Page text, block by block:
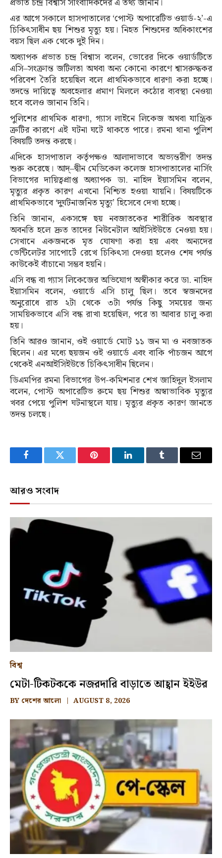
এর আগে সকালে হাসপাতালের ‘পোস্ট অপারেটিভ ওয়ার্ড-২’-এ
চিকিৎসাধীন ছয় শিশুর মৃত্যু হয়। নিহত শিশুদের অধিকাংশের
বয়স ছিল এক থেকে দুই দিন।
অধ্যাপক প্রভাত চন্দ্র বিশ্বাস বলেন, ভোরের দিকে ওয়ার্ডটিতে
এসি–সংক্রান্ত জটিলতা অথবা অন্য কোনো কারণে শ্বাসরুদ্ধকর
পরিবেশ তৈরি হয়েছিল বলে প্রাথমিকভাবে ধারণা করা হচ্ছে।
তদন্তে দায়িত্বে অবহেলার প্রমাণ মিললে কঠোর ব্যবস্থা নেওয়া
হবে বলেও জানান তিনি।
পুলিশের প্রাথমিক ধারণা, গ্যাস লাইনে লিকেজ অথবা যান্ত্রিক
ত্রুটির কারণে এই ঘটনা ঘটে থাকতে পারে। রমনা থানা পুলিশ
বিষয়টি তদন্ত করছে।
এদিকে হাসপাতাল কর্তৃপক্ষও আলাদাভাবে অভ্যন্তরীণ তদন্ত
শুরু করেছে। আদ্‌–দ্বীন মেডিকেল কলেজ হাসপাতালের নার্সিং
বিভাগের দায়িত্বপ্রাপ্ত অধ্যাপক ডা. নাহিদ ইয়াসমিন বলেন,
মৃত্যুর প্রকৃত কারণ এখনো নিশ্চিত হওয়া যায়নি। বিষয়টিকে
প্রাথমিকভাবে ‘দুর্ঘটনাজনিত মৃত্যু’ হিসেবে দেখা হচ্ছে।
তিনি জানান, একসঙ্গে ছয় নবজাতকের শারীরিক অবস্থার
অবনতি হলে দ্রুত তাদের নিউনেটাল আইসিইউতে নেওয়া হয়।
সেখানে একজনকে মৃত ঘোষণা করা হয় এবং অন্যদের
ভেন্টিলেটর সাপোর্টে রেখে চিকিৎসা দেওয়া হলেও শেষ পর্যন্ত
কাউকেই বাঁচানো সম্ভব হয়নি।
এসি বন্ধ বা গ্যাস লিকেজের অভিযোগ অস্বীকার করে ডা. নাহিদ
ইয়াসমিন বলেন, ওয়ার্ডে এসি চালু ছিল। তবে স্বজনদের
অনুরোধে রাত ২টা থেকে ৩টা পর্যন্ত কিছু সময়ের জন্য
সাময়িকভাবে এসি বন্ধ রাখা হয়েছিল, পরে তা আবার চালু করা
হয়।
তিনি আরও জানান, ওই ওয়ার্ডে মোট ১১ জন মা ও নবজাতক
ছিলেন। এর মধ্যে ছয়জন ওই ওয়ার্ডে এবং বাকি পাঁচজন আগে
থেকেই এনআইসিইউতে চিকিৎসাধীন ছিলেন।
ডিএমপির রমনা বিভাগের উপ-কমিশনার শেখ জাহিদুল ইসলাম
বলেন, পোস্ট অপারেটিভ রুমে ছয় শিশুর অস্বাভাবিক মৃত্যুর
খবর পেয়ে পুলিশ ঘটনাস্থলে যায়। মৃত্যুর প্রকৃত কারণ জানতে
তদন্ত চলছে।
FacebookTwitter Pinterest LinkedInTumblr Email
আরও সংবাদ
বিশ্ব
মেটা-টিকটককে নজরদারি বাড়াতে আহ্বান ইইউর
BY দেশের আলো AUGUST 8, 2026